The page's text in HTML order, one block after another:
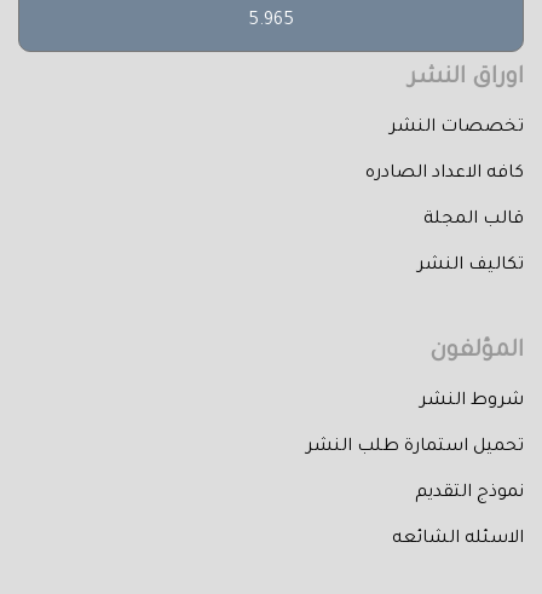
5.965
اوراق النشر
تخصصات النشر
كافه الاعداد الصادره
قالب المجلة
تكاليف النشر
المؤلفون
شروط النشر
تحميل استمارة طلب النشر
نموذج التقديم
الاسئله الشائعه
تضمن